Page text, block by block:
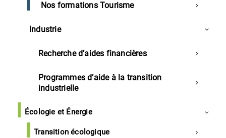
Nos formations Tourisme
Industrie
Recherche d’aides financières
Programmes d’aide à la transition
industrielle
Écologie et Énergie
Transition écologique
Numérique
Signature électronique Chambersign
Diagnostic numérique TPE
Service à la personne
12/11/2024 – Mont de Marsan –
Réunion d’information« Réussir sa
Date :12/11/2024